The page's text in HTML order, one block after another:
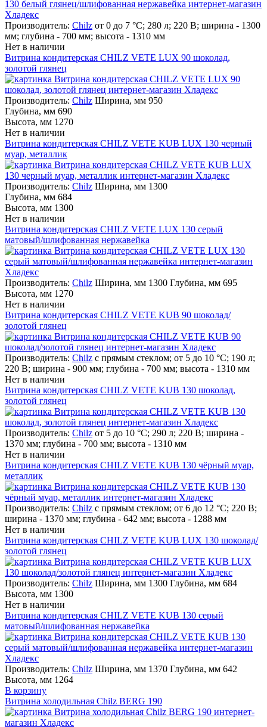
Производитель: Chilz от 0 до 7 °С; 280 л; 220 В; ширина - 1300
мм; глубина - 700 мм; высота - 1310 мм
Нет в наличии
Витрина кондитерская CHILZ VETE LUX 90 шоколад,
золотой глянец
Производитель: Chilz Ширина, мм 950
Глубина, мм 690
Высота, мм 1270
Нет в наличии
Витрина кондитерская CHILZ VETE KUB LUX 130 черный
муар, металлик
Производитель: Chilz Ширина, мм 1300
Глубина, мм 684
Высота, мм 1300
Нет в наличии
Витрина кондитерская CHILZ VETE LUX 130 серый
матовый/шлифованная нержавейка
Производитель: Chilz Ширина, мм 1300 Глубина, мм 695
Высота, мм 1270
Нет в наличии
Витрина кондитерская CHILZ VETE KUB 90 шоколад/
золотой глянец
Производитель: Chilz с прямым стеклом; от 5 до 10 °С; 190 л;
220 В; ширина - 900 мм; глубина - 700 мм; высота - 1310 мм
Нет в наличии
Витрина кондитерская CHILZ VETE KUB 130 шоколад,
золотой глянец
Производитель: Chilz от 5 до 10 °С; 290 л; 220 В; ширина -
1370 мм; глубина - 700 мм; высота - 1310 мм
Нет в наличии
Витрина кондитерская CHILZ VETE KUB 130 чёрный муар,
металлик
Производитель: Chilz с прямым стеклом; от 6 до 12 °С; 220 В;
ширина - 1370 мм; глубина - 642 мм; высота - 1288 мм
Нет в наличии
Витрина кондитерская CHILZ VETE KUB LUX 130 шоколад/
золотой глянец
Производитель: Chilz Ширина, мм 1300 Глубина, мм 684
Высота, мм 1300
Нет в наличии
Витрина кондитерская CHILZ VETE KUB 130 серый
матовый/шлифованная нержавейка
Производитель: Chilz Ширина, мм 1370 Глубина, мм 642
Высота, мм 1264
В корзину
Витрина холодильная Chilz BERG 190